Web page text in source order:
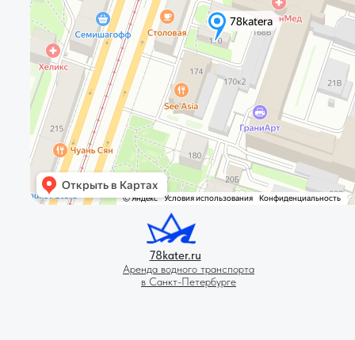
78kater.ru
Аренда водного транспорта
в Санкт-Петербурге